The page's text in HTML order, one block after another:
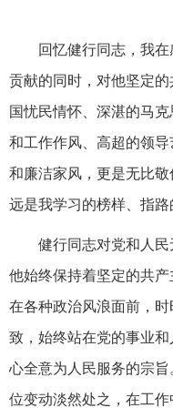
回忆健行同志，我
贡献的同时，对他坚定
国忧民情怀、深湛的马
和工作作风、高超的领
和廉洁家风，更是无比
远是我学习的榜样、指路
健行同志对党和人民
他始终保持着坚定的共产
在各种政治风浪面前，
致，始终站在党的事业
心全意为人民服务的宗
位变动淡然处之，在工